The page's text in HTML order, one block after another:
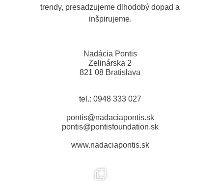
trendy, presadzujeme dlhodobý dopad a
inšpirujeme.
Nadácia Pontis
Zelinárska 2
821 08 Bratislava
tel.: 0948 333 027
pontis@nadaciapontis.sk
pontis@pontisfoundation.sk
www.nadaciapontis.sk